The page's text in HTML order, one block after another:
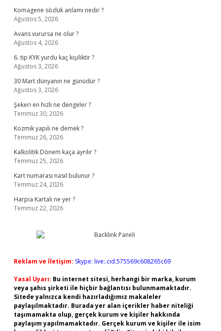
Komagene sözlük anlamı nedir ?
Ağustos 5, 2026
Avans vurursa ne olur ?
Ağustos 4, 2026
6. tip KYK yurdu kaç kişiliktir ?
Ağustos 3, 2026
30 Mart dünyanın ne günüdür ?
Ağustos 3, 2026
Şekeri en hızlı ne dengeler ?
Temmuz 30, 2026
Kozmik yapılı ne demek ?
Temmuz 26, 2026
Kalkolitik Dönem kaça ayrılır ?
Temmuz 25, 2026
Kart numarası nasıl bulunur ?
Temmuz 24, 2026
Harpia Kartalı ne yer ?
Temmuz 22, 2026
Reklam ve İletişim: Skype: live:.cid.575569c608265c69
Yasal Uyarı: Bu internet sitesi, herhangi bir marka, kurum
veya şahıs şirketi ile hiçbir bağlantısı bulunmamaktadır.
Sitede yalnızca kendi hazırladığımız makaleler
paylaşılmaktadır. Burada yer alan içerikler haber niteliği
taşımamakta olup, gerçek kurum ve kişiler hakkında
paylaşım yapılmamaktadır. Gerçek kurum ve kişiler ile isim